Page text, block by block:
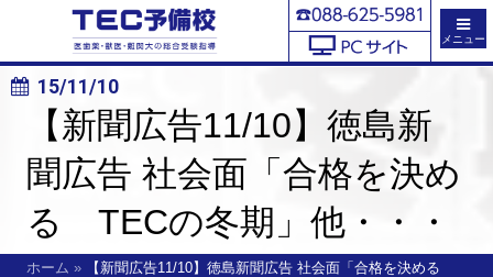
メニュー
15/11/10
【新聞広告11/10】徳島新
聞広告 社会面「合格を決め
る TECの冬期」他・・・
ホーム »
【新聞広告11/10】徳島新聞広告 社会面「合格を決める